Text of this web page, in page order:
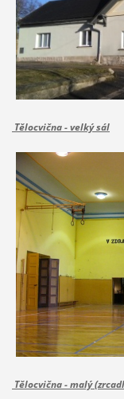
Tělocvična - velký sál
Tělocvična - malý